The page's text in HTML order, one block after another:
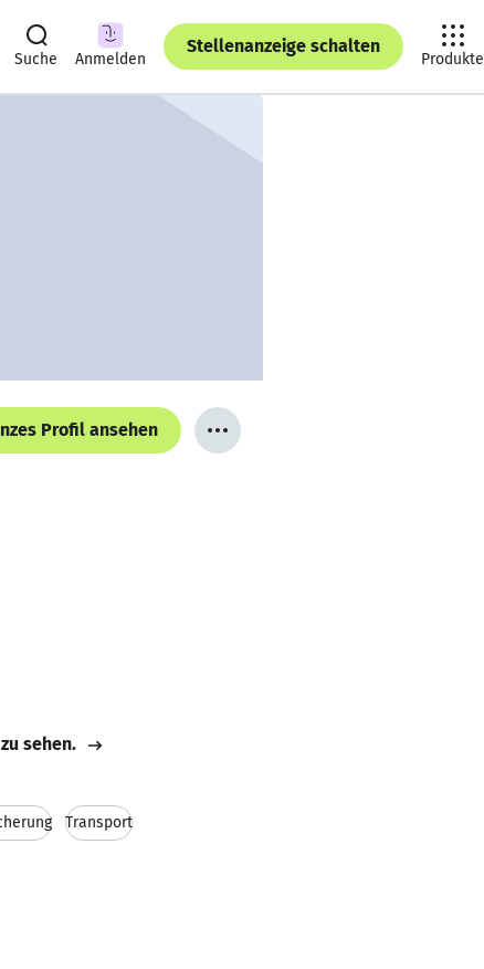
Suche Anmelden
Stellenanzeige schalten
Produkte
Profil ansehen
sehen.
Transport